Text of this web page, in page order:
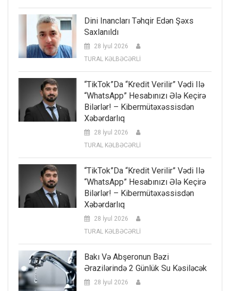
Dini Inancları Təhqir Edən Şəxs
Saxlanıldı
28 İyul 2026
TURAL KƏLBƏCƏRLİ
“TikTok”da “kredit Verilir” Vədi Ilə
“WhatsApp” Hesabınızı Ələ Keçirə
Bilərlər! – Kibermütəxəssisdən
Xəbərdarlıq
28 İyul 2026
TURAL KƏLBƏCƏRLİ
“TikTok”da “kredit Verilir” Vədi Ilə
“WhatsApp” Hesabınızı Ələ Keçirə
Bilərlər! – Kibermütəxəssisdən
Xəbərdarlıq
28 İyul 2026
TURAL KƏLBƏCƏRLİ
Bakı Və Abşeronun Bəzi
Ərazilərində 2 Günlük Su Kəsiləcək
28 İyul 2026